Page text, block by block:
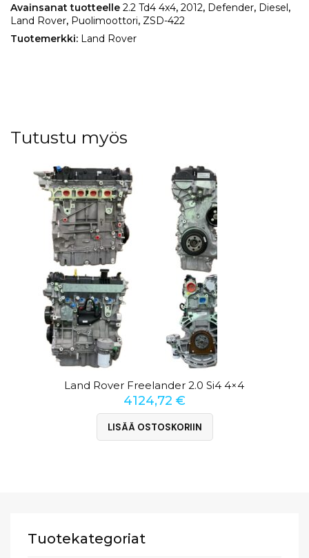
Avainsanat tuotteelle 2.2 Td4 4x4, 2012, Defender, Diesel,
Land Rover, Puolimoottori, ZSD-422
Tuotemerkki: Land Rover
Tutustu myös
Land Rover Freelander 2.0 Si4 4×4
4124,72 €
LISÄÄ OSTOSKORIIN
Tuotekategoriat